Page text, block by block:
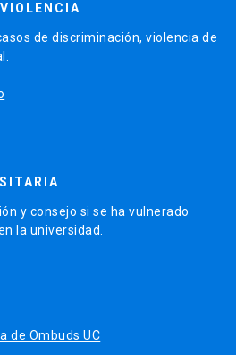
de discriminación, violencia de
y consejo si se ha vulnerado
la universidad.
de Ombuds UC